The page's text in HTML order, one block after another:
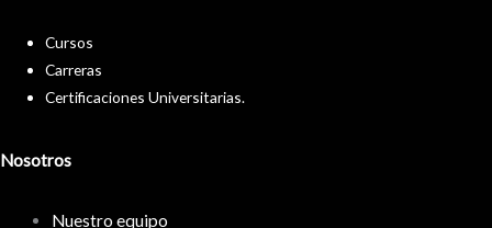
Cursos
Carreras
Certificaciones Universitarias.
Nosotros
Nuestro equipo